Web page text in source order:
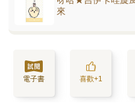
來
電子書 喜歡+1